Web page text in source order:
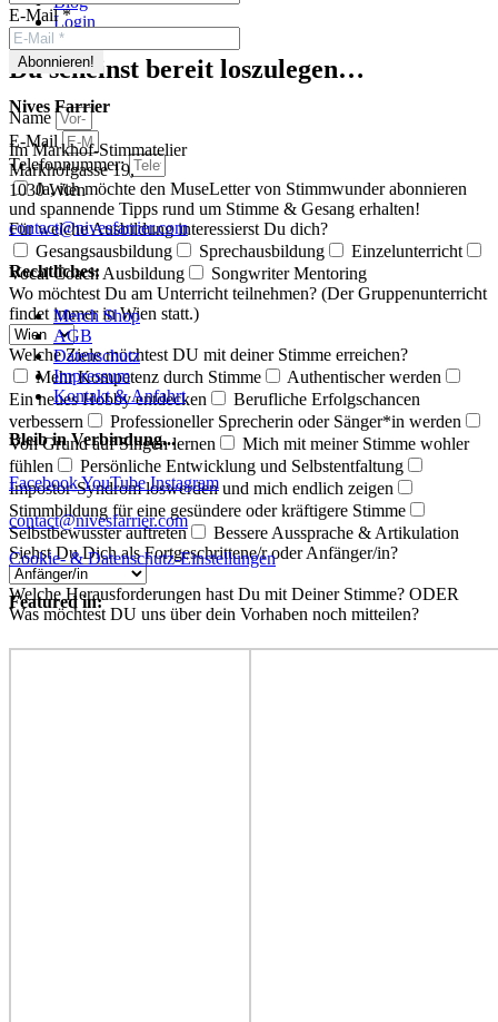
E-Mail*
Nives Farrier
Im Markhof-Stimmatelier
Markhofgasse 19,
1030 Wien
contact@nivesfarrier.com
Rechtliches:
Merch Shop
AGB
Datenschutz
Impressum
Kontakt & Anfahrt
Bleib in Verbindung...
FacebookYouTube Instagram
contact@nivesfarrier.com
Cookie- & Datenschutz-Einstellungen
Featured in:
Login
Du scheinst bereit loszulegen…
Name
E-Mail
Telefonnummer:
Ja, ich möchte den MuseLetter von Stimmwunder abonnieren
und spannende Tipps rund um Stimme & Gesang erhalten!
Für welche Ausbildung interessierst Du dich?
Gesangsausbildung
Sprechausbildung
Einzelunterricht
Vocal Coach Ausbildung
Songwriter Mentoring
Wo möchtest Du am Unterricht teilnehmen? (Der Gruppenunterricht
findet immer in Wien statt.)
Welche Ziele möchtest DU mit deiner Stimme erreichen?
Mehr Kompetenz durch Stimme
Authentischer werden
Ein neues Hobby entdecken
Berufliche Erfolgschancen
verbessern
Professioneller Sprecherin oder Sänger*in werden
Von Grund auf Singen lernen
Mich mit meiner Stimme wohler
fühlen
Persönliche Entwicklung und Selbstentfaltung
Impostor-Syndrom loswerden und mich endlich zeigen
Stimmbildung für eine gesündere oder kräftigere Stimme
Selbstbewusster auftreten
Bessere Aussprache & Artikulation
Siehst Du Dich als Fortgeschrittene/r oder Anfänger/in?
Welche Herausforderungen hast Du mit Deiner Stimme? ODER
Was möchtest DU uns über dein Vorhaben noch mitteilen?